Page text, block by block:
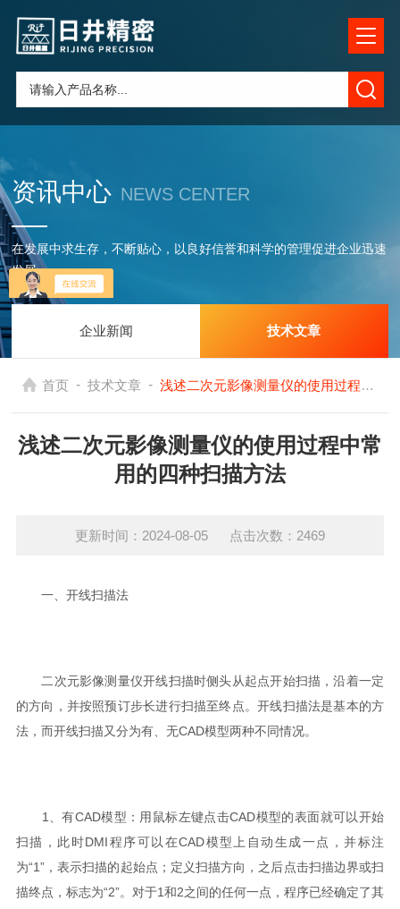
资讯中心 NEWS CENTER
在发展中求生存，不断贴心，以良好信誉和科学的管理促进企业迅速
发展
企业新闻 技术文章
首页 - 技术文章 - 浅述二次元影像测量仪的使用过程中常用的四种扫描方法
浅述二次元影像测量仪的使用过程中常
用的四种扫描方法
更新时间：2024-08-05 点击次数：2469
一、开线扫描法
二次元影像测量仪开线扫描时侧头从起点开始扫描，沿着一定
的方向，并按照预订步长进行扫描至终点。开线扫描法是基本的方
法，而开线扫描又分为有、无CAD模型两种不同情况。
1、有CAD模型：用鼠标左键点击CAD模型的表面就可以开始
扫描，此时DMI程序可以在CAD模型上自动生成一点，并标注
为“1”，表示扫描的起始点；定义扫描方向，之后点击扫描边界或扫
描终点，标志为“2”。对于1和2之间的任何一点，程序已经确定了其